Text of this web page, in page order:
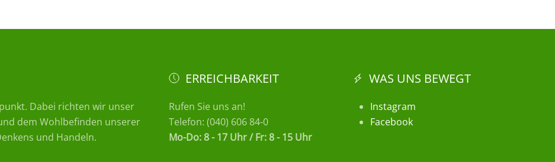
Dabei richten wir unser
dem Wohlbefinden unserer
und Handeln.
ERREICHBARKEIT
Rufen Sie uns an!
Telefon: (040) 606 84-0
Mo-Do: 8 - 17 Uhr / Fr: 8 - 15 Uhr
WAS UNS BEWEGT
Instagram
Facebook